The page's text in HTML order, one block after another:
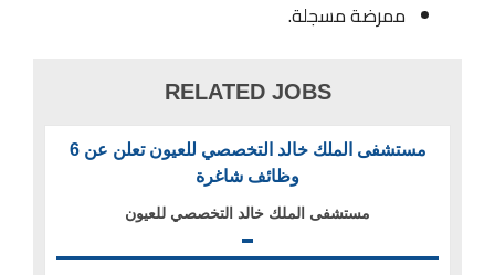
ممرضة مسجلة.
RELATED JOBS
مستشفى الملك خالد التخصصي للعيون تعلن عن 6
وظائف شاغرة
مستشفى الملك خالد التخصصي للعيون